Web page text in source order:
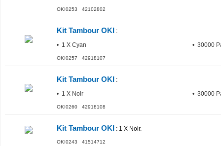
OKI0253 42102802
Kit Tambour OKI :
• 1 X Cyan
• 30000
OKI0257 42918107
Kit Tambour OKI :
• 1 X Noir
• 30000
OKI0260 42918108
Kit Tambour OKI : 1 X Noir.
OKI0243 41514712